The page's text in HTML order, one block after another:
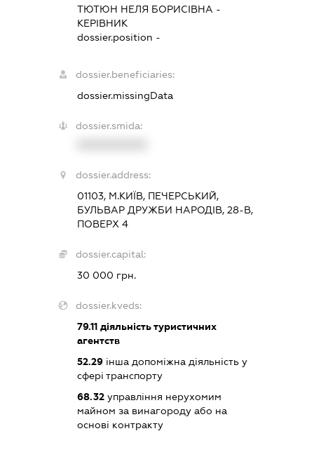
ТЮТЮН НЕЛЯ БОРИСІВНА -
КЕРІВНИК
dossier.position -
dossier.beneficiaries:
dossier.missingData
dossier.smida:
dossier.address:
01103, М.КИЇВ, ПЕЧЕРСЬКИЙ,
БУЛЬВАР ДРУЖБИ НАРОДІВ, 28-В,
ПОВЕРХ 4
dossier.capital:
30 000 грн.
dossier.kveds:
79.11діяльність туристичних
агентств
52.29інша допоміжна діяльність у
сфері транспорту
68.32управління нерухомим
майном за винагороду або на
основі контракту